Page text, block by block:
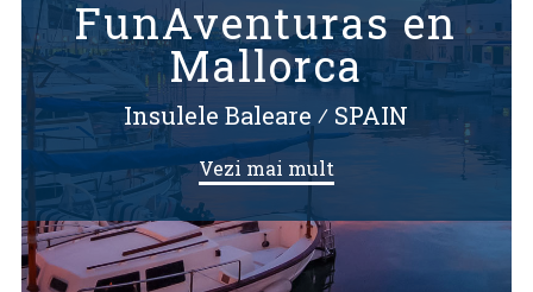
FunAventuras en
Mallorca
Insulele Baleare ⁄ SPAIN
Vezi mai mult